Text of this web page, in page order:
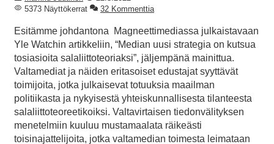
5373 Näyttökerrat
32 Kommenttia
Esitämme johdantona Magneettimediassa julkaistavaan
Yle Watchin artikkeliin, “Median uusi strategia on kutsua
tosiasioita salaliittoteoriaksi”, jäljempänä mainittua.
Valtamediat ja näiden eritasoiset edustajat syyttävät
toimijoita, jotka julkaisevat totuuksia maailman
politiikasta ja nykyisestä yhteiskunnallisesta tilanteesta
salaliittoteoreetikoiksi. Valtavirtaisen tiedonvälityksen
menetelmiin kuuluu mustamaalata räikeästi
toisinajattelijoita, jotka valtamedian toimesta leimataan